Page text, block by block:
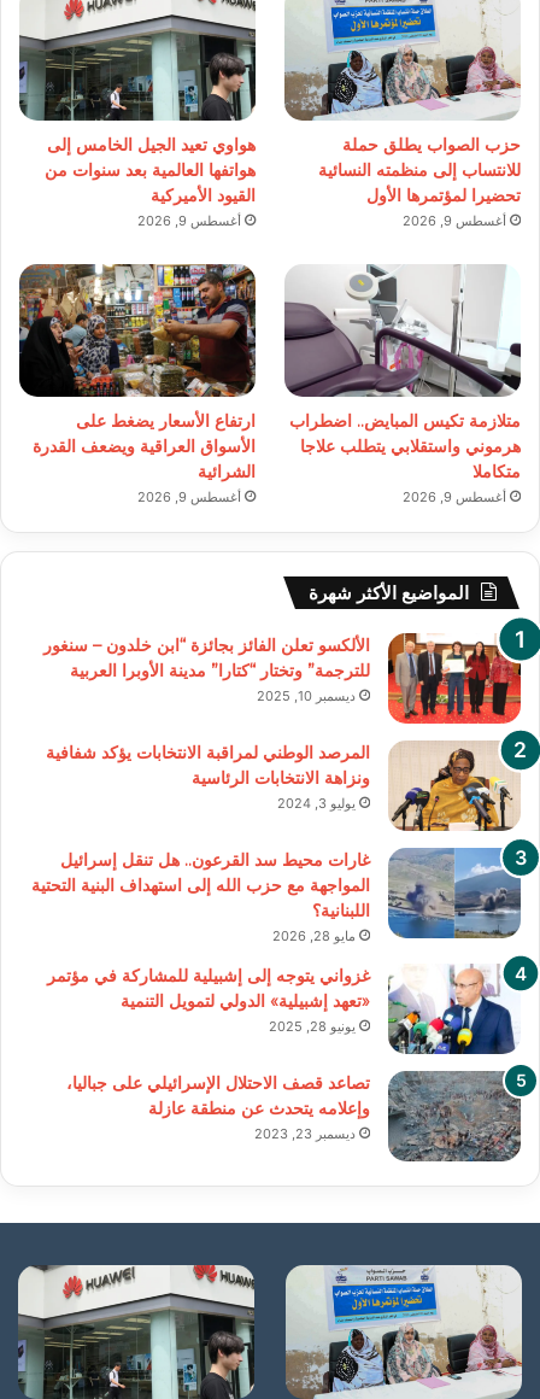
حزب الصواب يطلق حملة
للانتساب إلى منظمته النسائية
تحضيرا لمؤتمرها الأول
أغسطس 9, 2026
هواوي تعيد الجيل الخامس إلى
هواتفها العالمية بعد سنوات من
القيود الأميركية
أغسطس 9, 2026
متلازمة تكيس المبايض.. اضطراب
هرموني واستقلابي يتطلب علاجا
متكاملا
أغسطس 9, 2026
ارتفاع الأسعار يضغط على
الأسواق العراقية ويضعف القدرة
الشرائية
أغسطس 9, 2026
المواضيع الأكثر شهرة
الألكسو تعلن الفائز بجائزة “ابن خلدون – سنغور
للترجمة” وتختار “كتارا” مدينة الأوبرا العربية
ديسمبر 10, 2025
المرصد الوطني لمراقبة الانتخابات يؤكد شفافية
ونزاهة الانتخابات الرئاسية
يوليو 3, 2024
غارات محيط سد القرعون.. هل تنقل إسرائيل
المواجهة مع حزب الله إلى استهداف البنية التحتية
اللبنانية؟
مايو 28, 2026
غزواني يتوجه إلى إشبيلية للمشاركة في مؤتمر
«تعهد إشبيلية» الدولي لتمويل التنمية
يونيو 28, 2025
تصاعد قصف الاحتلال الإسرائيلي على جباليا،
وإعلامه يتحدث عن منطقة عازلة
ديسمبر 23, 2023